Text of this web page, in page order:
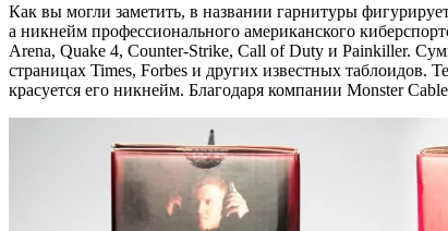
Как вы могли заметить, в названии гарнитуры
а никнейм профессионального американского
Arena, Quake 4, Counter-Strike, Call of Duty и Painkiller.
страницах Times, Forbes и других известных таблоидов.
красуется его никнейм. Благодаря компании Monster